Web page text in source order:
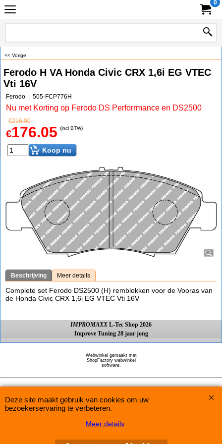
0
<< Vorige
Ferodo H VA Honda Civic CRX 1,6i EG VTEC
Vti 16V
Ferodo 505-FCP776H
Nu met Korting op Ferodo DS Perforrmance en DS2500
€216.00
€176.05 (incl BTW)
Koop nu
Beschrijving Meer details
Complete set Ferodo DS2500 (H) remblokken voor de Vooras van
de Honda Civic CRX 1,6i EG VTEC Vti 16V
IMPROMAXX L-Tec Shop 2026
Improve Tuning 28 jaar jong
Webwinkel gemaakt met
ShopFactory webwinkel
software.
Deze site maakt gebruik van cookies om uw
bezoekerservaring te verbeteren.
Meer details